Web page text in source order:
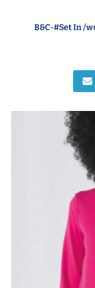
B&C-#Set In /